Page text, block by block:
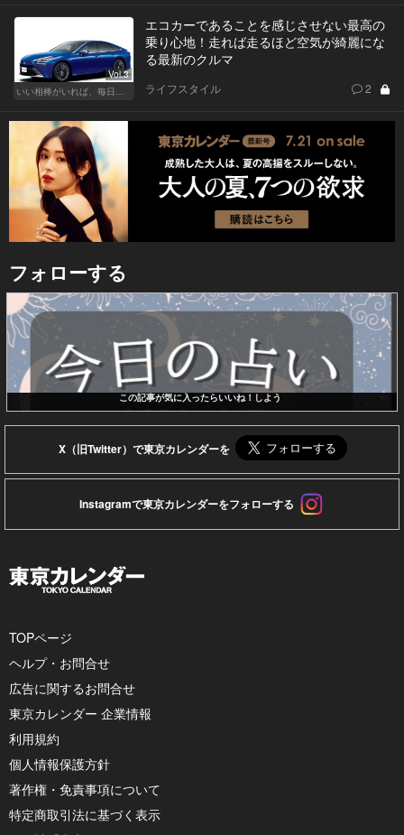
Vol.3
エコカーであることを感じさせない最高の
乗り心地！走れば走るほど空気が綺麗にな
る最新のクルマ
ライフスタイル 2
フォローする
この記事が気に入ったらいいね！しよう
X（旧Twitter）で東京カレンダーを
Instagramで東京カレンダーをフォローする
TOPページ
ヘルプ・お問合せ
広告に関するお問合せ
東京カレンダー 企業情報
利用規約
個人情報保護方針
著作権・免責事項について
特定商取引法に基づく表示